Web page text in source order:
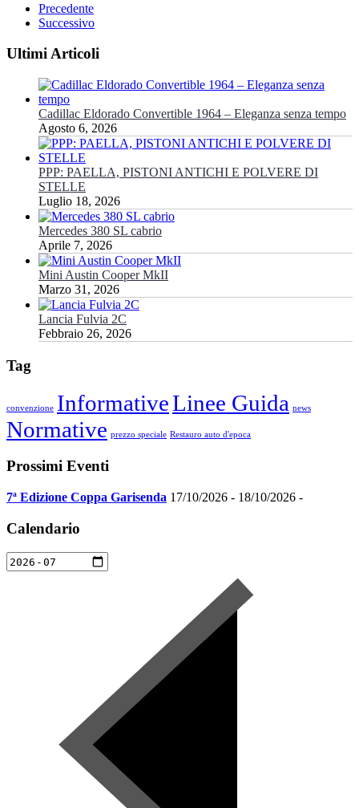
Precedente
Successivo
Ultimi Articoli
Cadillac Eldorado Convertible 1964 – Eleganza senza tempo
Agosto 6, 2026
PPP: PAELLA, PISTONI ANTICHI E POLVERE DI
STELLE
Luglio 18, 2026
Mercedes 380 SL cabrio
Aprile 7, 2026
Mini Austin Cooper MkII
Marzo 31, 2026
Lancia Fulvia 2C
Febbraio 26, 2026
Tag
convenzione InformativeLinee Guida news
Normative prezzo speciale Restauro auto d'epoca
Prossimi Eventi
7ª Edizione Coppa Garisenda 17/10/2026 - 18/10/2026 -
Calendario